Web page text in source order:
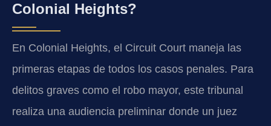
Colonial Heights?
En Colonial Heights, el Circuit Court maneja las
primeras etapas de todos los casos penales. Para
delitos graves como el robo mayor, este tribunal
realiza una audiencia preliminar donde un juez